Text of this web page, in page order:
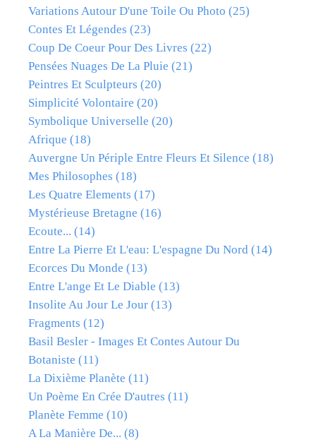
Variations Autour D'une Toile Ou Photo (25)
Contes Et Légendes (23)
Coup De Coeur Pour Des Livres (22)
Pensées Nuages De La Pluie (21)
Peintres Et Sculpteurs (20)
Simplicité Volontaire (20)
Symbolique Universelle (20)
Afrique (18)
Auvergne Un Périple Entre Fleurs Et Silence (18)
Mes Philosophes (18)
Les Quatre Elements (17)
Mystérieuse Bretagne (16)
Ecoute... (14)
Entre La Pierre Et L'eau: L'espagne Du Nord (14)
Ecorces Du Monde (13)
Entre L'ange Et Le Diable (13)
Insolite Au Jour Le Jour (13)
Fragments (12)
Basil Besler - Images Et Contes Autour Du
Botaniste (11)
La Dixième Planète (11)
Un Poème En Crée D'autres (11)
Planète Femme (10)
A La Manière De... (8)